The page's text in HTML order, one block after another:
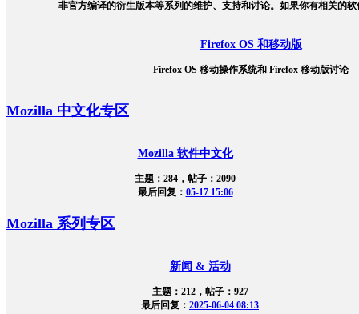
非官方编译的衍生版本等系列的维护、支持和讨论。如果你有相关的
Firefox OS 和移动版
Firefox OS 移动操作系统和 Firefox 移动版讨论
Mozilla 中文化专区
Mozilla 软件中文化
主题：284，帖子：2090
最后回复： 05-17 15:06
Mozilla 系列专区
新闻 & 活动
主题：212，帖子：927
最后回复： 2025-06-04 08:13